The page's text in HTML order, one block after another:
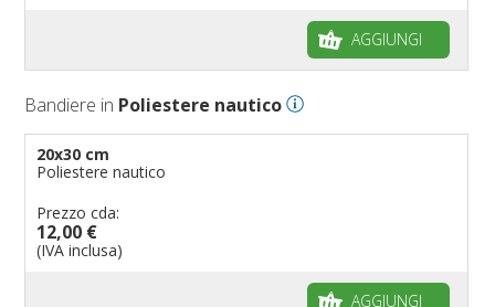
Bandiere per eventi religiosi
Bandiere per enti pubblici
Bandiere per ambasciate
Bandiere per riserve naturali e parchi
Bandiere per musicisti
AGGIUNGI
Bandiere in Poliestere nautico
20x30 cm
Poliestere nautico
Prezzo cda:
12,00 €
(IVA inclusa)
AGGIUNGI